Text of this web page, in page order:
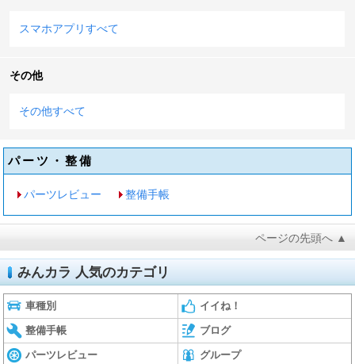
スマホアプリすべて
その他
その他すべて
パーツ・整備
パーツレビュー 整備手帳
ページの先頭へ ▲
みんカラ 人気のカテゴリ
車種別 イイね！
整備手帳 ブログ
パーツレビュー グループ